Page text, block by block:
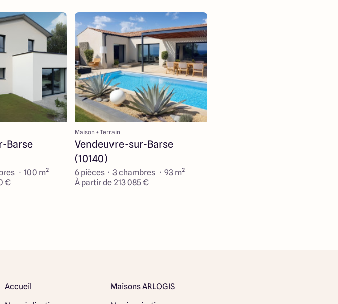
Barse
· 100 m²
€
Maison + Terrain
Vendeuvre-sur-Barse
(10140)
6 pièces · 3 chambres · 93 m²
À partir de 213 085 €
Accueil
Maisons ARLOGIS